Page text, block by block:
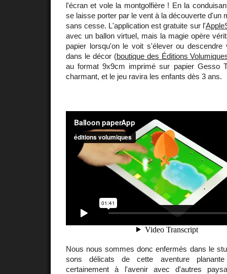
l'écran et vole la montgolfière ! En la
se laisse porter par le vent à la découverte d'un
sans cesse. L'application est gratuite sur l'
avec un ballon virtuel, mais la magie opère
papier lorsqu'on le voit s'élever ou
dans le décor (boutique des Éditions
au format 9x9cm imprimé sur papier Gesso
charmant, et le jeu ravira les enfants dès 3 ans.
Nous nous sommes donc enfermés dans le
sons délicats de cette aventure
certainement à l'avenir avec d'autres